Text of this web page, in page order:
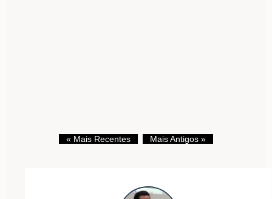
« Mais Recentes Mais Antigos »